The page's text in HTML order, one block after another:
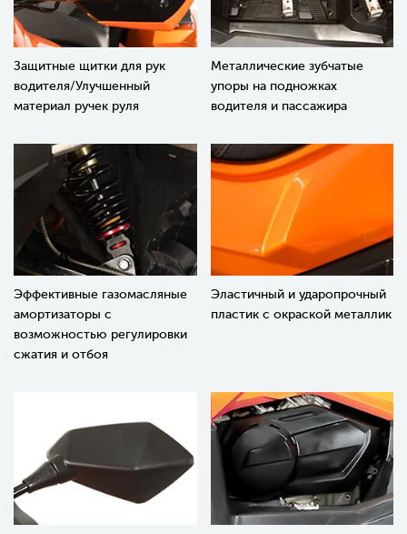
Защитные щитки для рук
водителя/Улучшенный
материал ручек руля
Металлические зубчатые
упоры на подножках
водителя и пассажира
Эффективные газомасляные
амортизаторы с
возможностью регулировки
сжатия и отбоя
Эластичный и ударопрочный
пластик с окраской металлик